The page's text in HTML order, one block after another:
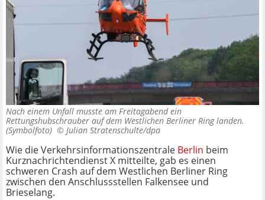
Nach einem Unfall musste am Freitagabend ein
Rettungshubschrauber auf dem Westlichen Berliner Ring landen.
(Symbolfoto) © Julian Stratenschulte/dpa
Wie die Verkehrsinformationszentrale Berlin beim
Kurznachrichtendienst X mitteilte, gab es einen
schweren Crash auf dem Westlichen Berliner Ring
zwischen den Anschlussstellen Falkensee und
Brieselang.